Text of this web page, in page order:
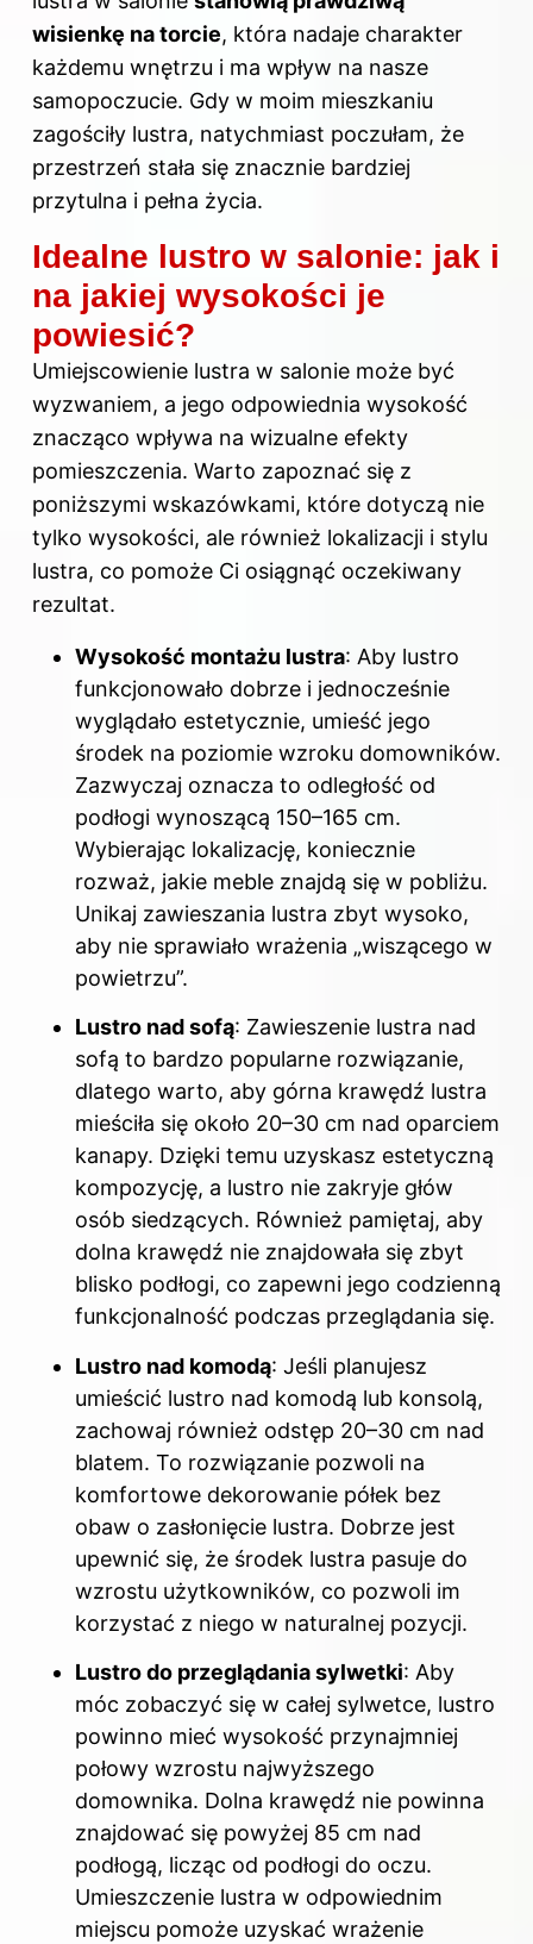
wisienkę na torcie, która nadaje charakter
każdemu wnętrzu i ma wpływ na nasze
samopoczucie. Gdy w moim mieszkaniu
zagościły lustra, natychmiast poczułam, że
przestrzeń stała się znacznie bardziej
przytulna i pełna życia.
Idealne lustro w salonie: jak i
na jakiej wysokości je
powiesić?
Umiejscowienie lustra w salonie może być
wyzwaniem, a jego odpowiednia wysokość
znacząco wpływa na wizualne efekty
pomieszczenia. Warto zapoznać się z
poniższymi wskazówkami, które dotyczą nie
tylko wysokości, ale również lokalizacji i stylu
lustra, co pomoże Ci osiągnąć oczekiwany
rezultat.
Wysokość montażu lustra: Aby lustro
funkcjonowało dobrze i jednocześnie
wyglądało estetycznie, umieść jego
środek na poziomie wzroku domowników.
Zazwyczaj oznacza to odległość od
podłogi wynoszącą 150–165 cm.
Wybierając lokalizację, koniecznie
rozważ, jakie meble znajdą się w pobliżu.
Unikaj zawieszania lustra zbyt wysoko,
aby nie sprawiało wrażenia „wiszącego w
powietrzu”.
Lustro nad sofą: Zawieszenie lustra nad
sofą to bardzo popularne rozwiązanie,
dlatego warto, aby górna krawędź lustra
mieściła się około 20–30 cm nad oparciem
kanapy. Dzięki temu uzyskasz estetyczną
kompozycję, a lustro nie zakryje głów
osób siedzących. Również pamiętaj, aby
dolna krawędź nie znajdowała się zbyt
blisko podłogi, co zapewni jego codzienną
funkcjonalność podczas przeglądania się.
Lustro nad komodą: Jeśli planujesz
umieścić lustro nad komodą lub konsolą,
zachowaj również odstęp 20–30 cm nad
blatem. To rozwiązanie pozwoli na
komfortowe dekorowanie półek bez
obaw o zasłonięcie lustra. Dobrze jest
upewnić się, że środek lustra pasuje do
wzrostu użytkowników, co pozwoli im
korzystać z niego w naturalnej pozycji.
Lustro do przeglądania sylwetki: Aby
móc zobaczyć się w całej sylwetce, lustro
powinno mieć wysokość przynajmniej
połowy wzrostu najwyższego
domownika. Dolna krawędź nie powinna
znajdować się powyżej 85 cm nad
podłogą, licząc od podłogi do oczu.
Umieszczenie lustra w odpowiednim
miejscu pomoże uzyskać wrażenie